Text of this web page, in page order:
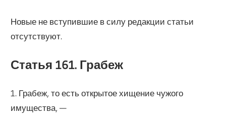
Новые не вступившие в силу редакции статьи
отсутствуют.
Статья 161. Грабеж
1. Грабеж, то есть открытое хищение чужого
имущества, —